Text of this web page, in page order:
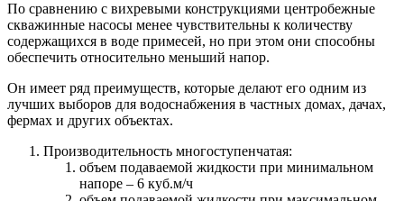
По сравнению с вихревыми конструкциями центробежные
скважинные насосы менее чувствительны к количеству
содержащихся в воде примесей, но при этом они способны
обеспечить относительно меньший напор.
Он имеет ряд преимуществ, которые делают его одним из
лучших выборов для водоснабжения в частных домах, дачах,
фермах и других объектах.
Производительность многоступенчатая:
объем подаваемой жидкости при минимальном
напоре – 6 куб.м/ч